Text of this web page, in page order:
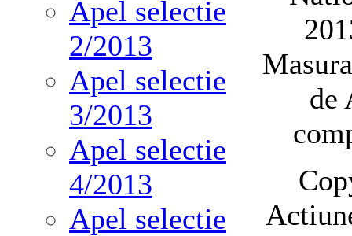
Apel selectie
2/2013
Apel selectie
3/2013
Apel selectie
4/2013
Apel selectie
de